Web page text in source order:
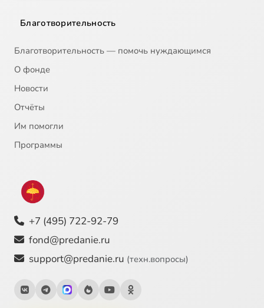
Благотворительность
Благотворительность — помочь нуждающимся
О фонде
Новости
Отчёты
Им помогли
Программы
+7 (495) 722-92-79
fond@predanie.ru
support@predanie.ru (техн.вопросы)